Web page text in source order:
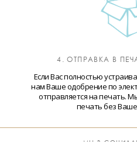
4. ОТПРАВКА В
Если Вас полностью
нам Ваше одобрение по
отправляется на печать.
печать без